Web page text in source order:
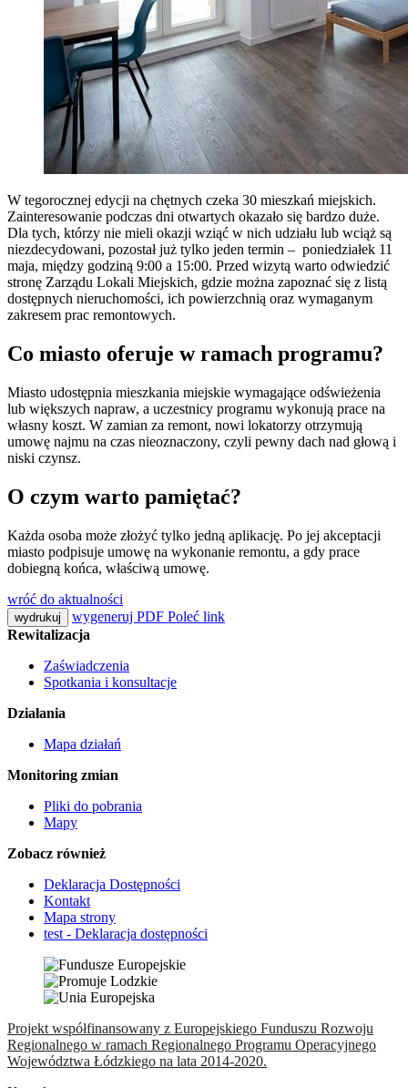
W tegorocznej edycji na chętnych czeka 30 mieszkań miejskich.
Zainteresowanie podczas dni otwartych okazało się bardzo duże.
Dla tych, którzy nie mieli okazji wziąć w nich udziału lub wciąż są
niezdecydowani, pozostał już tylko jeden termin – poniedziałek 11
maja, między godziną 9:00 a 15:00. Przed wizytą warto odwiedzić
stronę Zarządu Lokali Miejskich, gdzie można zapoznać się z listą
dostępnych nieruchomości, ich powierzchnią oraz wymaganym
zakresem prac remontowych.
Co miasto oferuje w ramach programu?
Miasto udostępnia mieszkania miejskie wymagające odświeżenia
lub większych napraw, a uczestnicy programu wykonują prace na
własny koszt. W zamian za remont, nowi lokatorzy otrzymują
umowę najmu na czas nieoznaczony, czyli pewny dach nad głową i
niski czynsz.
O czym warto pamiętać?
Każda osoba może złożyć tylko jedną aplikację. Po jej akceptacji
miasto podpisuje umowę na wykonanie remontu, a gdy prace
dobiegną końca, właściwą umowę.
wróć do aktualności
wydrukuj wygeneruj PDF Poleć link
Rewitalizacja
Zaświadczenia
Spotkania i konsultacje
Działania
Mapa działań
Monitoring zmian
Pliki do pobrania
Mapy
Zobacz również
Deklaracja Dostępności
Kontakt
Mapa strony
test - Deklaracja dostępności
Projekt współfinansowany z Europejskiego Funduszu Rozwoju
Regionalnego w ramach Regionalnego Programu Operacyjnego
Województwa Łódzkiego na lata 2014-2020.